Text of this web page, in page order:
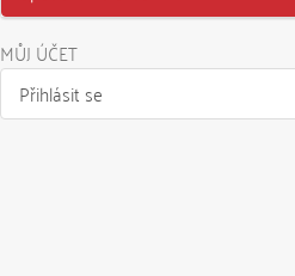
MŮJ ÚČET
Přihlásit se